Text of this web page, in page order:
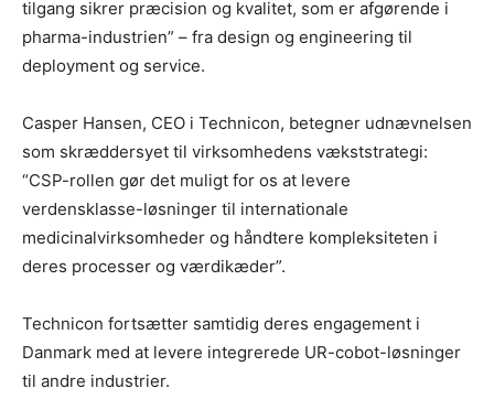
tilgang sikrer præcision og kvalitet, som er afgørende i
pharma-industrien” – fra design og engineering til
deployment og service.
Casper Hansen, CEO i Technicon, betegner udnævnelsen
som skræddersyet til virksomhedens vækststrategi:
“CSP-rollen gør det muligt for os at levere
verdensklasse-løsninger til internationale
medicinalvirksomheder og håndtere kompleksiteten i
deres processer og værdikæder”.
Technicon fortsætter samtidig deres engagement i
Danmark med at levere integrerede UR-cobot-løsninger
til andre industrier.